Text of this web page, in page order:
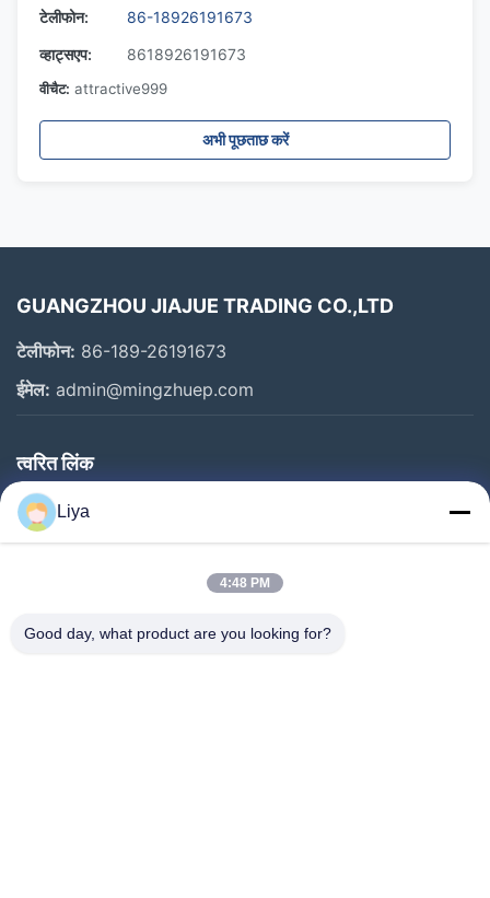
टेलीफोन:
86-18926191673
व्हाट्सएप:
8618926191673
वीचैट: attractive999
अभी पूछताछ करें
GUANGZHOU JIAJUE TRADING CO.,LTD
टेलीफोन: 86-189-26191673
ईमेल: admin@mingzhuep.com
त्वरित लिंक
घर
उत्पाद
कारखाने का दौरा
Liya
4:48 PM
Good day, what product are you looking for?